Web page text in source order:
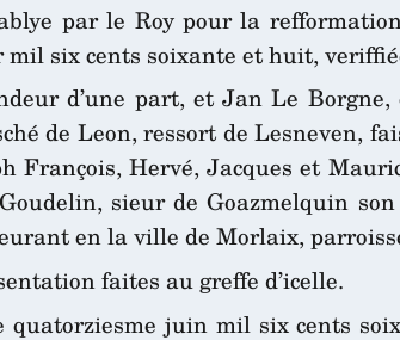
par le Roy pour la
six cents soixante et huit,
d’une part, et Jan Le
de Leon, ressort de Lesneven,
Hervé, Jacques et
Goudelin, sieur de Goazmelquin
en la ville de Morlaix,
faites au greffe d’icelle.
juin mil six cents